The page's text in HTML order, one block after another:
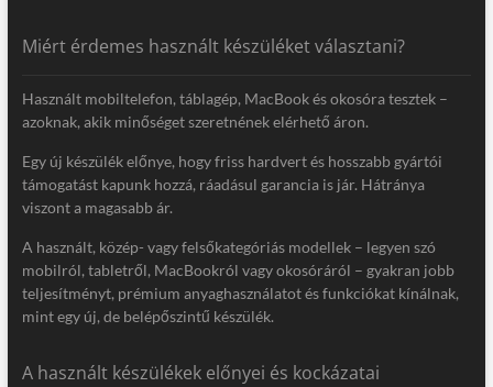
Miért érdemes használt készüléket választani?
Használt mobiltelefon, táblagép, MacBook és okosóra tesztek –
azoknak, akik minőséget szeretnének elérhető áron.
Egy új készülék előnye, hogy friss hardvert és hosszabb gyártói
támogatást kapunk hozzá, ráadásul garancia is jár. Hátránya
viszont a magasabb ár.
A használt, közép- vagy felsőkategóriás modellek – legyen szó
mobilról, tabletről, MacBookról vagy okosóráról – gyakran jobb
teljesítményt, prémium anyaghasználatot és funkciókat kínálnak,
mint egy új, de belépőszintű készülék.
A használt készülékek előnyei és kockázatai